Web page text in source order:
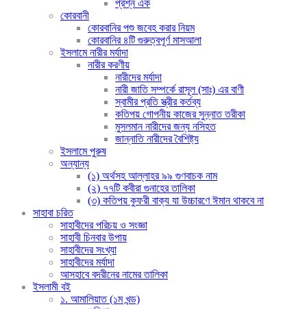
প্রশ্ন এক
কোরবানী
কোরবানির পশু জবেহ করার নিয়ম
কোরবানির ৪টি গুরুত্বপূর্ণ মাসআলা
ইসলামে নারীর মর্যাদা
নারীর করণীয়
নারীদের মর্যাদা
নারী জাতি সম্পর্কে রাসূল (সাঃ) এর বাণী
স্বামীর প্রতি স্ত্রীর কর্তব্য
কতিপয় গোপনীয় কাজের সুন্নাত তরীকা
মুসলমান নারীদের জন্য নসিহত
জান্নাতি নারীদের বৈশিষ্ট্য
ইসলামে পুরুষ
অন্যান্য
(১) অর্থসহ আল্লাহর ৯৯ গুণবাচক নাম
(২) ৭৭টি কবীরা গুনাহের তালিকা
(৩) কতিপয় কুফরী বাক্য যা উচ্চারণে ঈমান থাকবে না
সাহাবা চরিত
সাহাবীদের পরিচয় ও সংজ্ঞা
সাহাবী চিনবার উপায়
সাহাবীদের সংখ্যা
সাহাবীদের মর্যাদা
আসহাবে বদরীনের নামের তালিকা
ইসলামী বই
১. আমালিয়াত (১ম খন্ড)